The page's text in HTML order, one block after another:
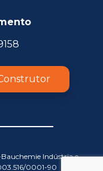
Indústria e
0001-90